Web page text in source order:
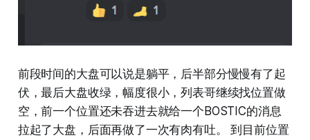
前段时间的大盘可以说是躺平，后半部分慢慢有了起
伏，最后大盘收绿，幅度很小，列表哥继续找位置做
空，前一个位置还未吞进去就给一个BOSTIC的消息
拉起了大盘，后面再做了一次有肉有吐。 到目前位置